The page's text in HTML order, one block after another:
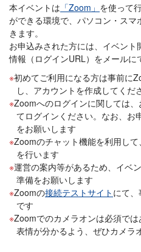
本イベントは 「Zoom」 を使って
ができる環境で、パソコン・ス
きます。
お申込みされた方には、イベン
情報（ログインURL）をメールに
初めてご利用になる方は事前に
し、アカウントを作成してくだ
Zoomへのログインに関しては
てログインください。なお、お
をお願いします
Zoomのチャット機能を利用し
を行います
運営の案内等があるため、イベ
準備をお願いします
Zoomの接続テストサイト にて
です
Zoomでのカメラオンは必須で
表情が分かるよう、ぜひカメラ